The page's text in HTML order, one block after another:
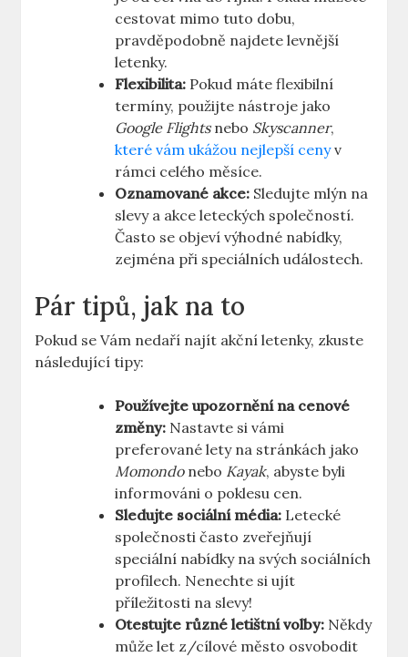
cestovat mimo tuto dobu,
pravděpodobně najdete levnější
letenky.
Flexibilita: Pokud máte flexibilní
termíny, použijte nástroje jako
Google Flightsnebo Skyscanner,
které vám ukážou nejlepší cenyv
rámci celého měsíce.
Oznamované akce: Sledujte mlýn na
slevy a akce leteckých společností.
Často se objeví výhodné nabídky,
zejména při speciálních událostech.
Pár tipů, jak na to
Pokud se Vám nedaří najít akční letenky, zkuste
následující tipy:
Používejte upozornění na cenové
změny: Nastavte si vámi
preferované lety na stránkách jako
Momondonebo Kayak, abyste byli
informováni o poklesu cen.
Sledujte sociální média: Letecké
společnosti často zveřejňují
speciální nabídky na svých sociálních
profilech. Nenechte si ujít
příležitosti na slevy!
Otestujte různé letištní volby: Někdy
může let z/cílové město osvobodit